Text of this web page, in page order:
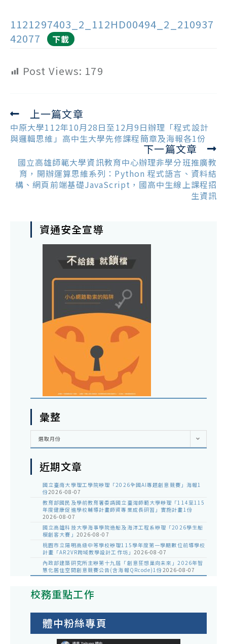
1121297403_2_112HD00494_2_210937
42077
下載
Post Views: 179
Read
more
articles
上一篇文章
中原大學112年10月28日至12月9日辦理「程式設計
與邏輯思維」高中生大學先修課程簡章及海報各1份
下一篇文章
國立高雄師範大學資訊教育中心辦理非學分班推廣教
育，開辦運算思維系列：Python 程式語言、資料結
構、網頁前端基礎JavaScript，國高中生線上課程招
生資訊
資通安全宣導
彙整
彙
選取月份
近期文章
國立臺南大學理工學院辦理「2026全國AI專題創意競賽」海報1
份2026-08-07
教育部國民及學前教育署委請國立臺灣師範大學辦理「114至115
年度健康促進學校輔導計畫師資專業成長研習」實施計畫1份
2026-08-07
國立高雄科技大學海事學院造船及海洋工程系辦理「2026學生船
模創客大賽」 2026-08-07
桃園市立陽明高級中等學校辦理115學年度第一學期數位前導學校
計畫「AR2VR跨域教學設計工作坊」 2026-08-07
內政部建築研究所主辦第十九屆「創意狂想巢向未來」2026年智
慧化居住空間創意競賽公告(含海報QRcode)1份2026-08-07
校務重點工作
體中粉絲專頁